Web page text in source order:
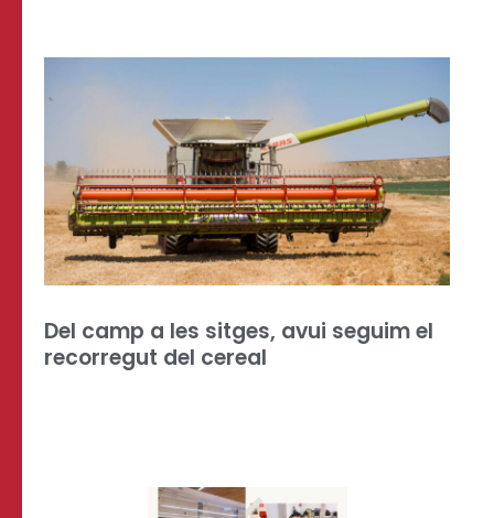
Del camp a les sitges, avui seguim el
recorregut del cereal